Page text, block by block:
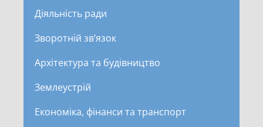
Діяльність ради
Зворотній зв’язок
Архітектура та будівництво
Землеустрій
Економіка, фінанси та транспорт